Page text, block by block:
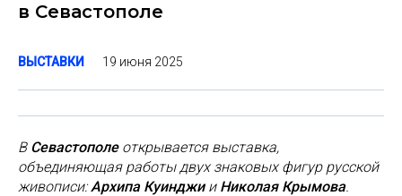
в Севастополе
ВЫСТАВКИ 19 июня 2025
В Севастополе открывается выставка,
объединяющая работы двух знаковых фигур русской
живописи:Архипа Куинджии Николая Крымова.